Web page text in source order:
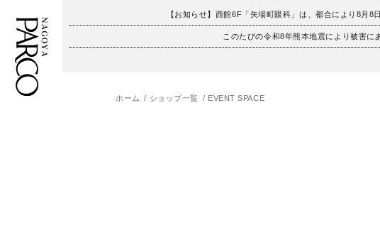
【お知らせ】西館6F「矢場町眼科」は、都合により8月
このたびの令和8年熊本地震により被害に
フロアガイド
ENGLISH
ホーム ショップ一覧 EVENT SPACE